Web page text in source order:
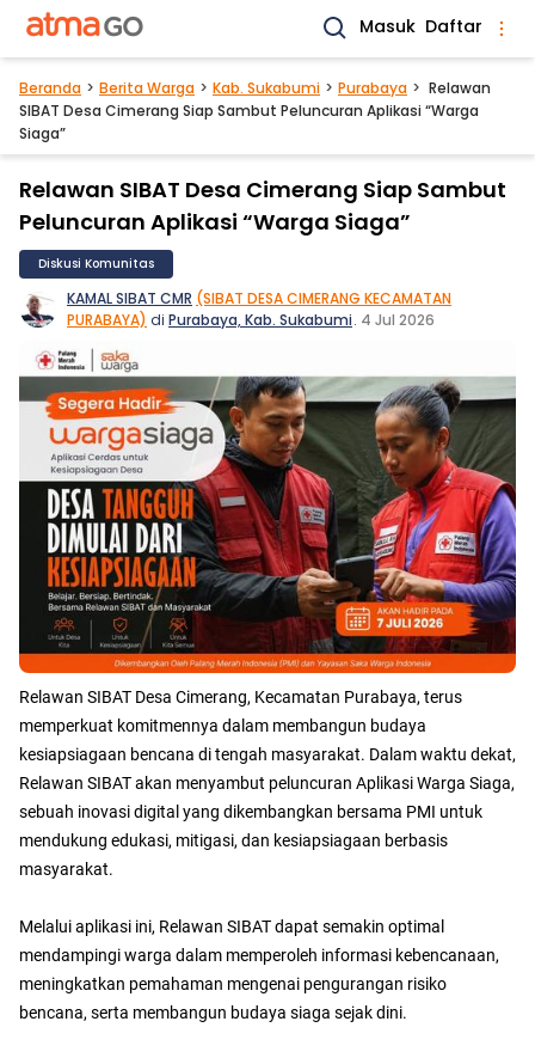
Masuk Daftar
Beranda Berita Warga Kab. Sukabumi Purabaya
Relawan
SIBAT Desa Cimerang Siap Sambut Peluncuran Aplikasi “Warga
Siaga”
Relawan SIBAT Desa Cimerang Siap Sambut
Peluncuran Aplikasi “Warga Siaga”
Diskusi Komunitas
KAMAL SIBAT CMR (SIBAT DESA CIMERANG KECAMATAN
PURABAYA) di Purabaya, Kab. Sukabumi. 4 Jul 2026
Relawan SIBAT Desa Cimerang, Kecamatan Purabaya, terus
memperkuat komitmennya dalam membangun budaya
kesiapsiagaan bencana di tengah masyarakat. Dalam waktu dekat,
Relawan SIBAT akan menyambut peluncuran Aplikasi Warga Siaga,
sebuah inovasi digital yang dikembangkan bersama PMI untuk
mendukung edukasi, mitigasi, dan kesiapsiagaan berbasis
masyarakat.
Melalui aplikasi ini, Relawan SIBAT dapat semakin optimal
mendampingi warga dalam memperoleh informasi kebencanaan,
meningkatkan pemahaman mengenai pengurangan risiko
bencana, serta membangun budaya siaga sejak dini.